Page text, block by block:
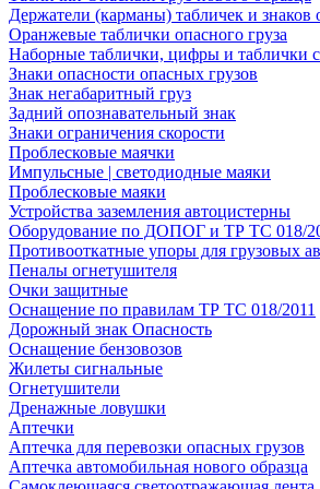
Держатели (карманы) табличек и знаков
Оранжевые таблички опасного груза
Наборные таблички, цифры и таблички
Знаки опасности опасных грузов
Знак негабаритный груз
Задний опознавательный знак
Знаки ограничения скорости
Проблесковые маячки
Импульсные | светодиодные маяки
Проблесковые маяки
Устройства заземления автоцистерны
Оборудование по ДОПОГ и ТР ТС 018/
Противооткатные упоры для грузовых
Пеналы огнетушителя
Очки защитные
Оснащение по правилам ТР ТС 018/2011
Дорожный знак Опасность
Оснащение бензовозов
Жилеты сигнальные
Огнетушители
Дренажные ловушки
Аптечки
Аптечка для перевозки опасных грузов
Аптечка автомобильная нового образца